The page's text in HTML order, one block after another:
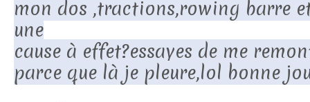
mon dos ,tractions,rowing barre
une
cause à effet?essayes de me
parce que là je pleure,lol bonne